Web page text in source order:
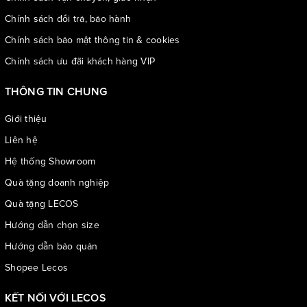
Chính sách đổi trả, bảo hành
Chính sách bảo mật thông tin & cookies
Chính sách ưu đãi khách hàng VIP
THÔNG TIN CHUNG
Giới thiệu
Liên hệ
Hệ thống Showroom
Quà tặng doanh nghiệp
Quà tặng LECOS
Hướng dẫn chọn size
Hướng dẫn bảo quản
Shopee Lecos
KẾT NỐI VỚI LECOS